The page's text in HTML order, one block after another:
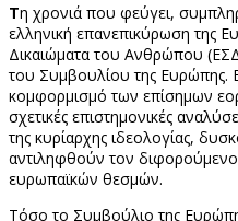
Τη χρονιά που φεύγει,
ελληνική επανεπικύρωση της
Δικαιώματα του Ανθρώπου
του Συμβουλίου της Ευρώπης.
κομφορμισμό των επίσημων
σχετικές επιστημονικές
της κυρίαρχης ιδεολογίας,
αντιληφθούν τον
ευρωπαϊκών θεσμών.
Τόσο το Συμβούλιο της